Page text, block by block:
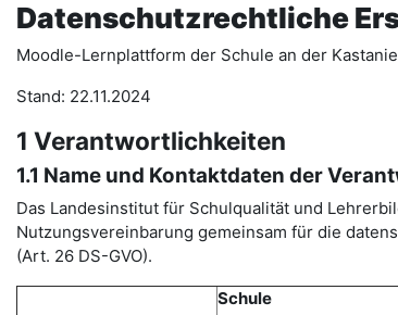
Datenschutzrechtliche
Moodle-Lernplattform der Schule an der
Stand: 22.11.2024
1 Verantwortlichkeiten
1.1 Name und Kontaktdaten der
Das Landesinstitut für Schulqualität und
Nutzungsvereinbarung gemeinsam für die
(Art. 26 DS-GVO).
Schule